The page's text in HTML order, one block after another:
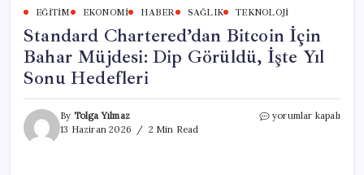
EĞITIM EKONOMI HABER SAĞLIK TEKNOLOJI
Standard Chartered’dan Bitcoin İçin
Bahar Müjdesi: Dip Görüldü, İşte Yıl
Sonu Hedefleri
By Tolga Yılmaz
13 Haziran 2026
2 Min Read
Standard
yorumlar kapalı